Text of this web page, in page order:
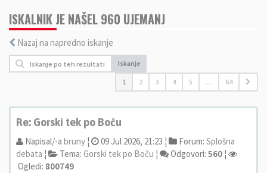
ISKALNIK JE NAŠEL 960 UJEMANJ
Nazaj na napredno iskanje
Iskanje
1 2 3 4 5 … 64
Re: Gorski tek po Boču
Napisal/-a bruny ¦ 09 Jul 2026, 21:23 ¦ Forum: Splošna
debata ¦ Tema: Gorski tek po Boču ¦ Odgovori: 560 ¦
Ogledi: 800749